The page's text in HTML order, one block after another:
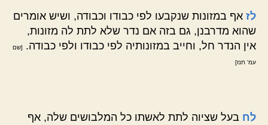
לז אף במזונות שנקבעו לפי כבודו וכבודה, ושיש אומרים
שהוא מדרבנן, גם בזה אם נדר שלא לתת לה מזונות,
אין הנדר חל, וחייב במזונותיה לפי כבודו ולפי כבודה.
[שם
עמ' תנז]
לח בעל שציוה לתת לאשתו כל המלבושים שלה, אף